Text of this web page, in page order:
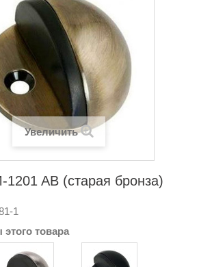
Увеличить
1201 AB (старая бронза)
1
товара